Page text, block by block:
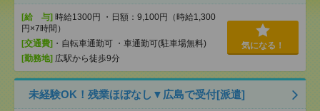
[給 与] 時給1300円 ・日額：9,100円（時給1,300
円×7時間）
[交通費] ・自転車通勤可 ・車通勤可(駐車場無料)
[勤務地] 広駅から徒歩9分
気になる！
未経験OK！残業ほぼなし▼広島で受付[派遣]